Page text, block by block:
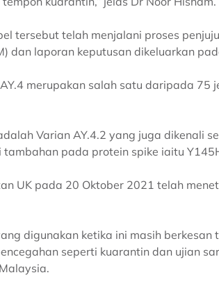
tersebut telah menjalani proses
dan laporan keputusan dikeluarkan
merupakan salah satu daripada 75
Varian AY.4.2 yang juga dikenali
tambahan pada protein spike iaitu
UK pada 20 Oktober 2021 telah
digunakan ketika ini masih
seperti kuarantin dan ujian